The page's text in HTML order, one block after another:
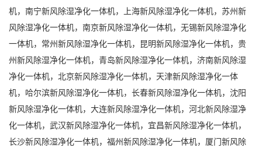
机，南宁新风除湿净化一体机，上海新风除湿净化一体机，苏州新
风除湿净化一体机，南京新风除湿净化一体机，无锡新风除湿净化
一体机，常州新风除湿净化一体机，昆明新风除湿净化一体机，贵
州新风除湿净化一体机，青岛新风除湿净化一体机，济南新风除湿
净化一体机，北京新风除湿净化一体机，天津新风除湿净化一体
机，哈尔滨新风除湿净化一体机，长春新风除湿净化一体机，沈阳
新风除湿净化一体机，大连新风除湿净化一体机，河北新风除湿净
化一体机，武汉新风除湿净化一体机，宜昌新风除湿净化一体机，
长沙新风除湿净化一体机，福州新风除湿净化一体机，厦门新风除